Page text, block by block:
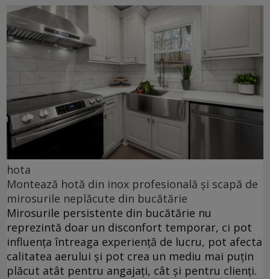
hota
Montează hotă din inox profesională și scapă de
mirosurile neplăcute din bucătărie
Mirosurile persistente din bucătărie nu
reprezintă doar un disconfort temporar, ci pot
influența întreaga experiență de lucru, pot afecta
calitatea aerului și pot crea un mediu mai puțin
plăcut atât pentru angajați, cât și pentru clienți.